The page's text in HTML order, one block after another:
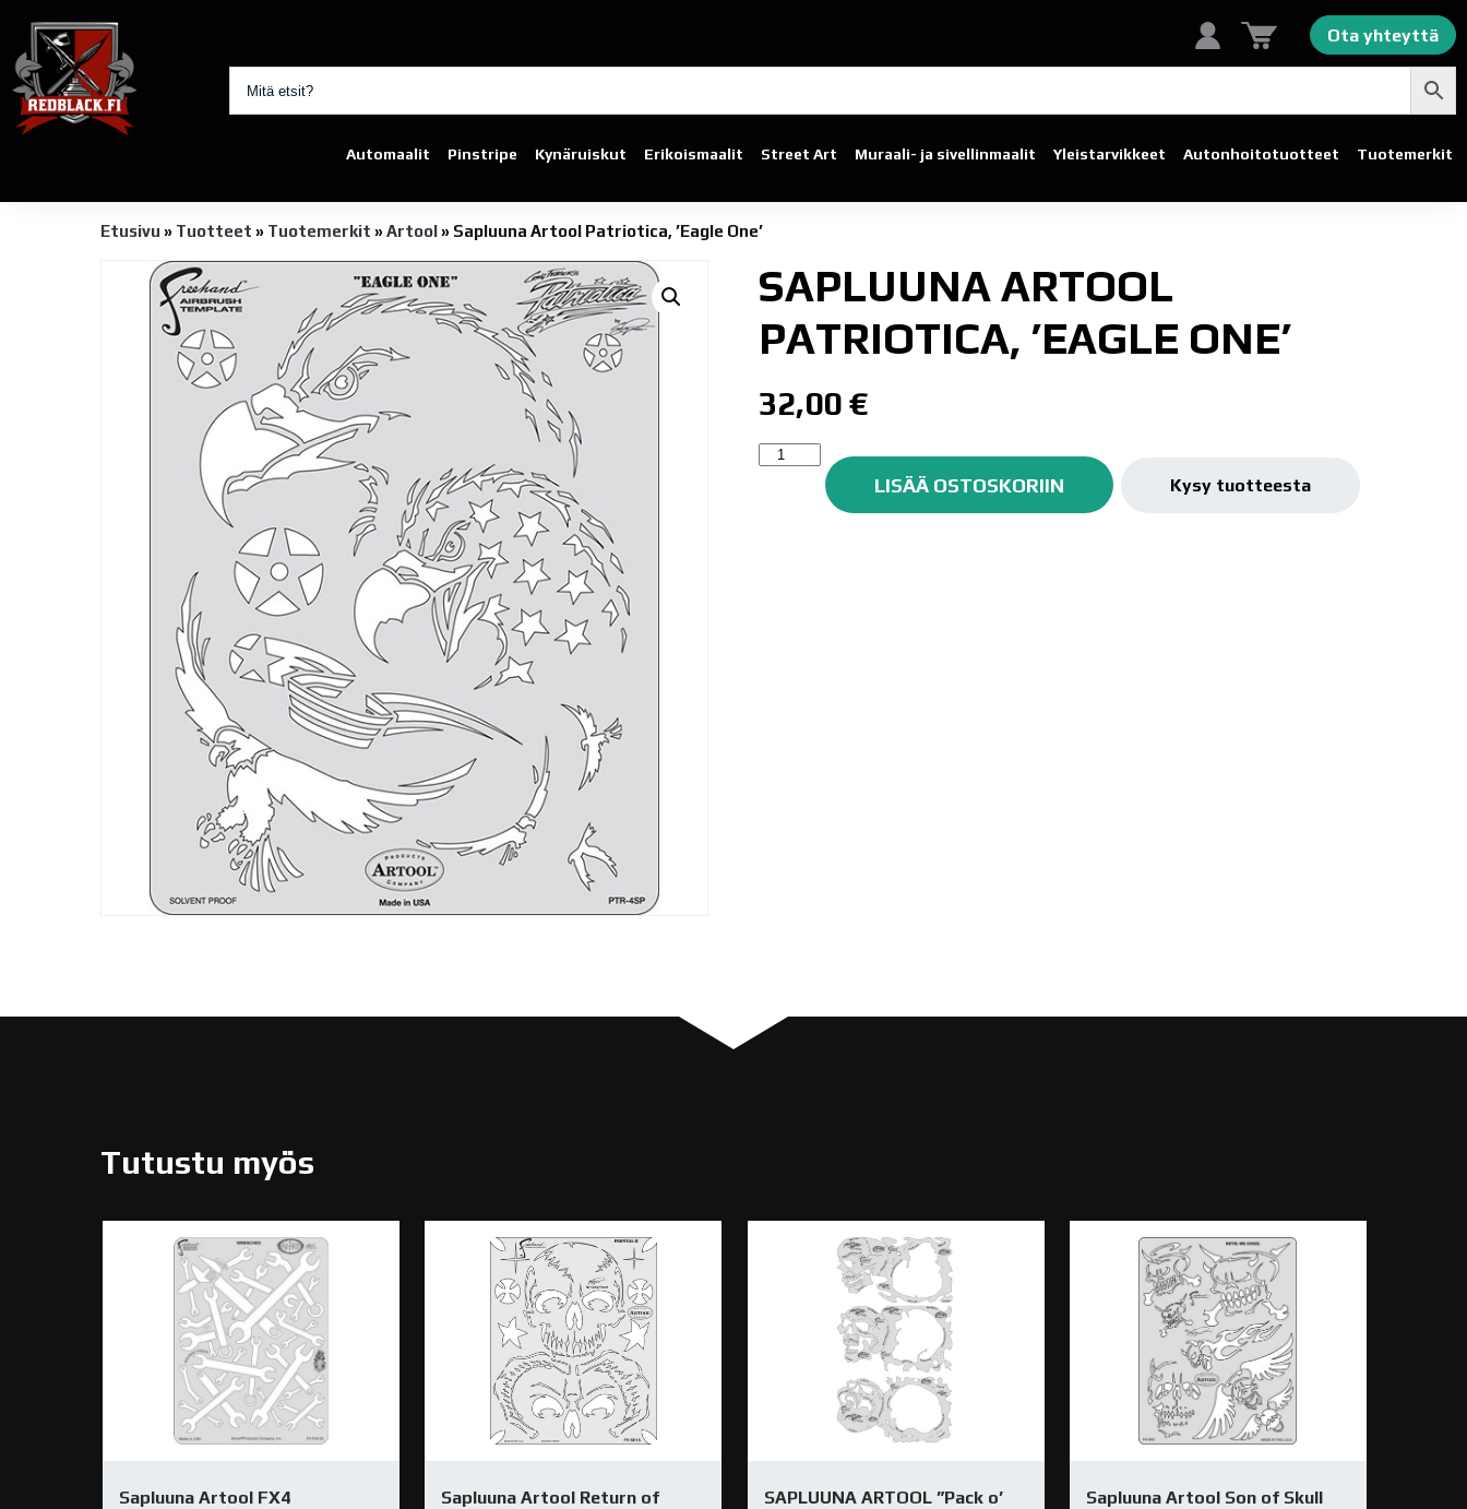
Ota yhteyttä
Automaalit Pinstripe Kynäruiskut Erikoismaalit Street Art Muraali- ja sivellinmaalit Yleistarvikkeet Autonhoito­tuotteet Tuotemerkit
Etusivu » Tuotteet » Tuotemerkit » Artool» Sapluuna Artool Patriotica, ’Eagle One’
SAPLUUNA ARTOOL
PATRIOTICA, ’EAGLE ONE’
32,00€
Sapluuna
Patriotica,
LISÄÄ OSTOSKORIIN Kysy tuotteesta
Tutustu myös
Sapluuna Artool FX4
Sapluuna Artool Return of
SAPLUUNA ARTOOL ”Pack o’
Sapluuna Artool Son of Skull